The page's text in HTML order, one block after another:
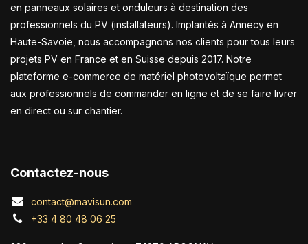
en panneaux solaires et onduleurs à destination des
professionnels du PV (installateurs). Implantés à Annecy en
Haute-Savoie, nous accompagnons nos clients pour tous leurs
projets PV en France et en Suisse depuis 2017. Notre
plateforme e-commerce de matériel photovoltaïque permet
aux professionnels de commander en ligne et de se faire livrer
en direct ou sur chantier.
Contactez-nous
contact@mavisun.com
+33 4 80 48 06 25